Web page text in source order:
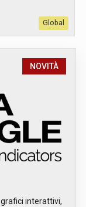
Global
NOVITÀ
grafici interattivi,